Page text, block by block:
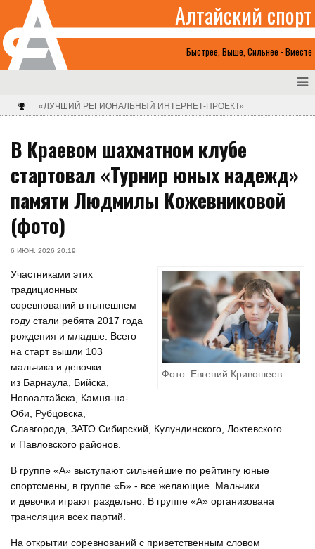
Быстрее, Выше, Сильнее - Вместе
Алтайский спорт
«ЛУЧШИЙ РЕГИОНАЛЬНЫЙ ИНТЕРНЕТ-ПРОЕКТ»
В Краевом шахматном клубе
стартовал «Турнир юных надежд»
памяти Людмилы Кожевниковой
(фото)
6 ИЮН. 2026 20:19
Фото: Евгений Кривошеев
Участниками этих
традиционных
соревнований в нынешнем
году стали ребята 2017 года
рождения и младше. Всего
на старт вышли 103
мальчика и девочки
из Барнаула, Бийска,
Новоалтайска, Камня-на-
Оби, Рубцовска,
Славгорода, ЗАТО Сибирский, Кулундинского, Локтевского
и Павловского районов.
В группе «А» выступают сильнейшие по рейтингу юные
спортсмены, в группе «Б» - все желающие. Мальчики
и девочки играют раздельно. В группе «А» организована
трансляция всех партий.
На открытии соревнований с приветственным словом